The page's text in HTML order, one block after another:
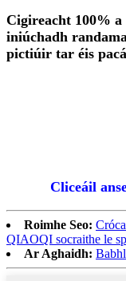
Cigireacht 100%
iniúchadh
pictiúir tar éis
Cliceáil
Roimhe Seo:
QIAOQI socraithe le
Ar Aghaidh: